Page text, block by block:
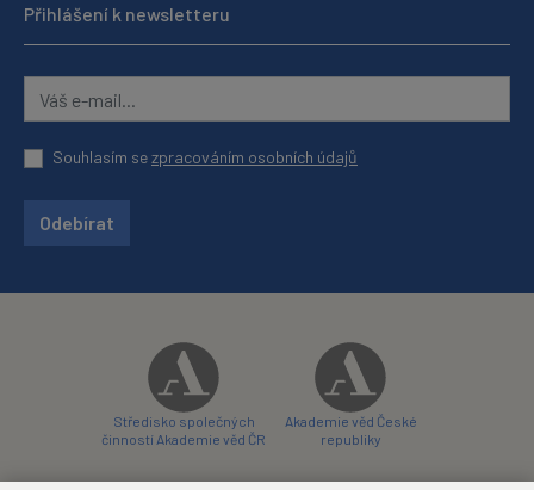
Přihlášení k newsletteru
Souhlasím sezpracováním osobních údajů
Odebírat
Středisko společných
činností Akademie věd ČR
Akademie věd České
republiky